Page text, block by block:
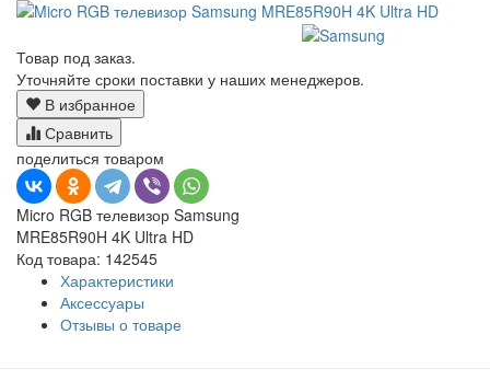
Товар под заказ.
Уточняйте сроки поставки у наших менеджеров.
В избранное
Сравнить
поделиться товаром
Micro RGB телевизор Samsung
MRE85R90H 4K Ultra HD
Код товара: 142545
Характеристики
Аксессуары
Отзывы о товаре